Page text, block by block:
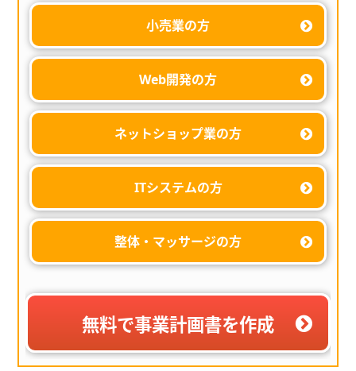
小売業の方
Web開発の方
ネットショップ業の方
ITシステムの方
整体・マッサージの方
無料で事業計画書を作成